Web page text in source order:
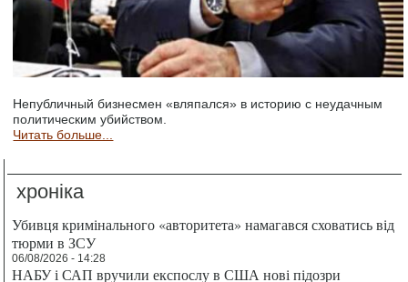
Непубличный бизнесмен «вляпался» в историю с неудачным
политическим убийством.
Читать больше...
хроніка
Убивця кримінального «авторитета» намагався сховатись від
тюрми в ЗСУ
06/08/2026 - 14:28
НАБУ і САП вручили експослу в США нові підозри